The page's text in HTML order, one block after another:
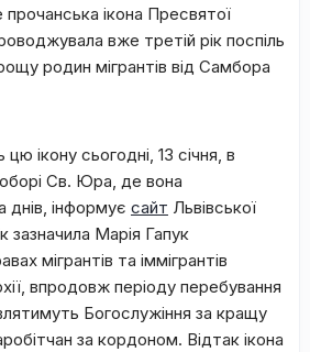
прочанська ікона Пресвятої
вже третій рік поспіль
родин мігрантів від Самбора
цю ікону сьогодні, 13 січня, в
Св. Юра, де вона
днів, інформує сайт Львівської
зазначила Марія Гапук
мігрантів та іммігрантів
впродовж періоду перебування
Богослужіння за кращу
за кордоном. Відтак ікона